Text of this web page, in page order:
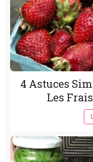
4 Astuces
Les